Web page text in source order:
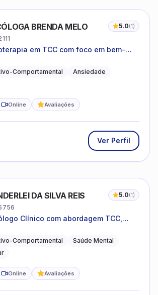
BRENDA MELO 5.0(1)
em TCC com foco em bem-
Comportamental
Ansiedade
Online Avaliações
Ver Perfil
DA SILVA REIS 5.0(1)
Clínico com abordagem TCC,
Comportamental
Saúde Mental
Online Avaliações